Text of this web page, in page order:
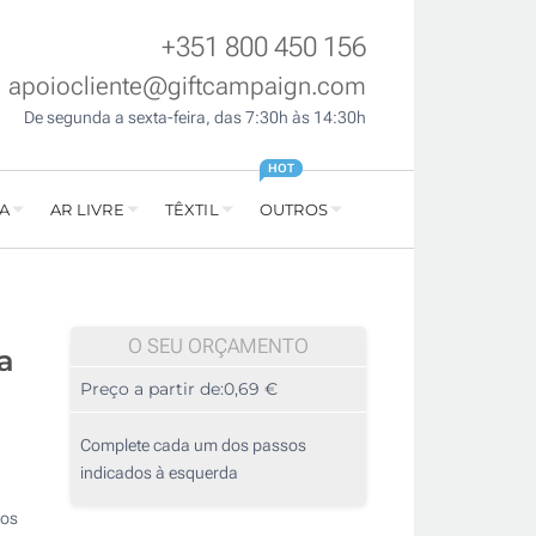
+351 800 450 156
apoiocliente@giftcampaign.com
De segunda a sexta-feira, das 7:30h às 14:30h
AR LIVRE TÊXTIL OUTROS
HOT
O SEU ORÇAMENTO
Preço a partir de:0,69 €
Complete cada um dos passos
indicados à esquerda